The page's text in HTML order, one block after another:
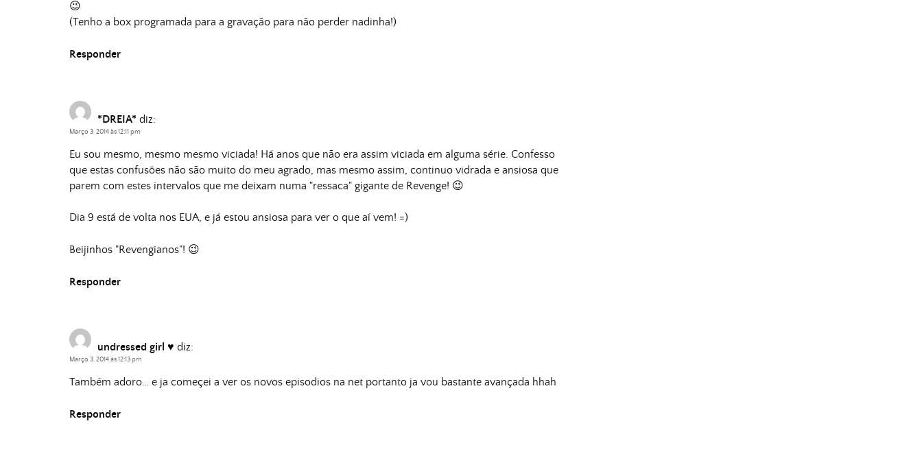
😉
(Tenho a box programada para a gravação para não perder nadinha!)
Responder
*DREIA* diz:
Março 3, 2014 às 12:11 pm
Eu sou mesmo, mesmo mesmo viciada! Há anos que não era assim viciada em alguma série. Confesso
que estas confusões não são muito do meu agrado, mas mesmo assim, continuo vidrada e ansiosa que
parem com estes intervalos que me deixam numa "ressaca" gigante de Revenge! 😉
Dia 9 está de volta nos EUA, e já estou ansiosa para ver o que aí vem! =)
Beijinhos "Revengianos"! 😉
Responder
undressed girl ♥ diz:
Março 3, 2014 às 12:13 pm
Também adoro… e ja começei a ver os novos episodios na net portanto ja vou bastante avançada hhah
Responder